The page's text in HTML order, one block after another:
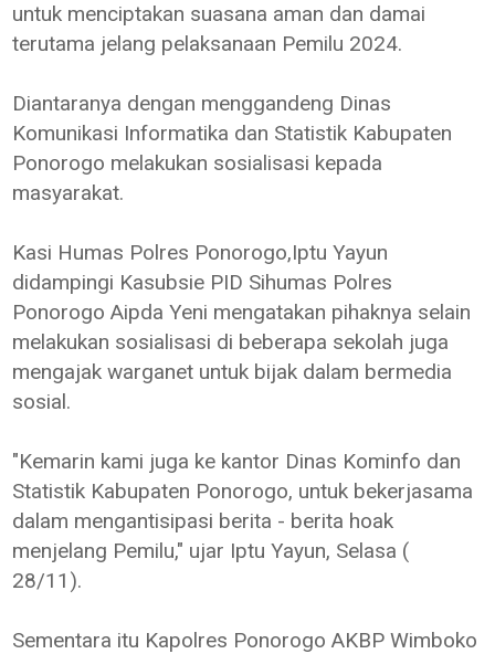
untuk menciptakan suasana aman dan damai
terutama jelang pelaksanaan Pemilu 2024.
Diantaranya dengan menggandeng Dinas
Komunikasi Informatika dan Statistik Kabupaten
Ponorogo melakukan sosialisasi kepada
masyarakat.
Kasi Humas Polres Ponorogo,Iptu Yayun
didampingi Kasubsie PID Sihumas Polres
Ponorogo Aipda Yeni mengatakan pihaknya selain
melakukan sosialisasi di beberapa sekolah juga
mengajak warganet untuk bijak dalam bermedia
sosial.
"Kemarin kami juga ke kantor Dinas Kominfo dan
Statistik Kabupaten Ponorogo, untuk bekerjasama
dalam mengantisipasi berita - berita hoak
menjelang Pemilu," ujar Iptu Yayun, Selasa (
28/11).
Sementara itu Kapolres Ponorogo AKBP Wimboko